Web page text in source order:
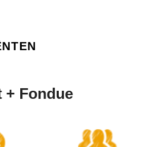
+ Fondue